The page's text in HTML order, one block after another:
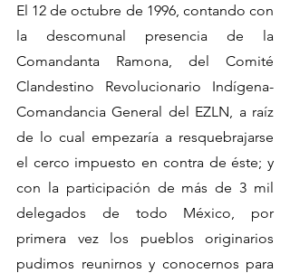
El 12 de octubre de 1996, contando con
la descomunal presencia de la
Comandanta Ramona, del Comité
Clandestino Revolucionario Indígena-
Comandancia General del EZLN, a raíz
de lo cual empezaría a resquebrajarse
el cerco impuesto en contra de éste; y
con la participación de más de 3 mil
delegados de todo México, por
primera vez los pueblos originarios
pudimos reunirnos y conocernos para